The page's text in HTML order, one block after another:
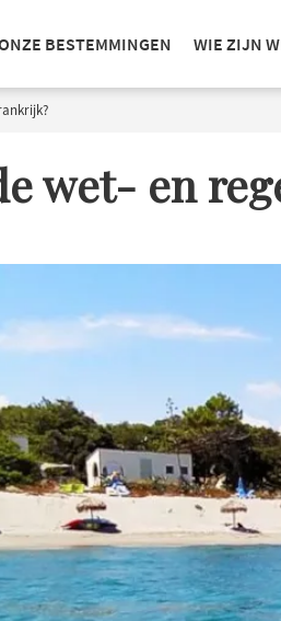
BESTEMMINGEN WIE ZIJN
wet- en